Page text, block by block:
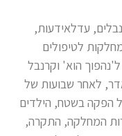
עדלאידעות,
לטיפולים
הוא' וקרנבל
לאחר שבועות של
הפקה בשטח, הילדים
המחלקה, התקרה,